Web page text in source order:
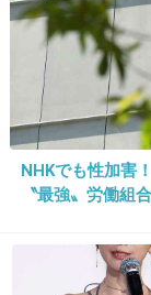
27. 匿名2013/08/14(水)
禁煙とかの
吸ってない描
NHKでも性加害
〝最強〟労働組